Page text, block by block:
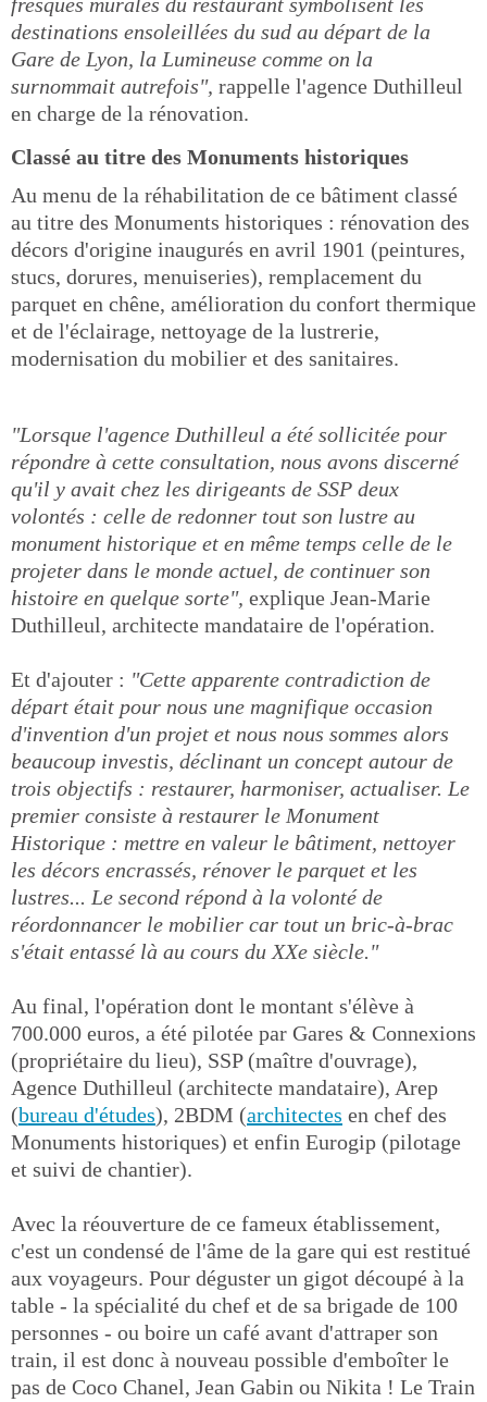
destinations ensoleillées du sud au départ de la
Gare de Lyon, la Lumineuse comme on la
surnommait autrefois", rappelle l'agence Duthilleul
en charge de la rénovation.
Classé au titre des Monuments historiques
Au menu de la réhabilitation de ce bâtiment classé
au titre des Monuments historiques : rénovation des
décors d'origine inaugurés en avril 1901 (peintures,
stucs, dorures, menuiseries), remplacement du
parquet en chêne, amélioration du confort thermique
et de l'éclairage, nettoyage de la lustrerie,
modernisation du mobilier et des sanitaires.
"Lorsque l'agence Duthilleul a été sollicitée pour
répondre à cette consultation, nous avons discerné
qu'il y avait chez les dirigeants de SSP deux
volontés : celle de redonner tout son lustre au
monument historique et en même temps celle de le
projeter dans le monde actuel, de continuer son
histoire en quelque sorte", explique Jean-Marie
Duthilleul, architecte mandataire de l'opération.
Et d'ajouter : "Cette apparente contradiction de
départ était pour nous une magnifique occasion
d'invention d'un projet et nous nous sommes alors
beaucoup investis, déclinant un concept autour de
trois objectifs : restaurer, harmoniser, actualiser. Le
premier consiste à restaurer le Monument
Historique : mettre en valeur le bâtiment, nettoyer
les décors encrassés, rénover le parquet et les
lustres... Le second répond à la volonté de
réordonnancer le mobilier car tout un bric-à-brac
s'était entassé là au cours du XXe siècle."
Au final, l'opération dont le montant s'élève à
700.000 euros, a été pilotée par Gares & Connexions
(propriétaire du lieu), SSP (maître d'ouvrage),
Agence Duthilleul (architecte mandataire), Arep
(bureau d'études), 2BDM (architectes en chef des
Monuments historiques) et enfin Eurogip (pilotage
et suivi de chantier).
Avec la réouverture de ce fameux établissement,
c'est un condensé de l'âme de la gare qui est restitué
aux voyageurs. Pour déguster un gigot découpé à la
table - la spécialité du chef et de sa brigade de 100
personnes - ou boire un café avant d'attraper son
train, il est donc à nouveau possible d'emboîter le
pas de Coco Chanel, Jean Gabin ou Nikita ! Le Train